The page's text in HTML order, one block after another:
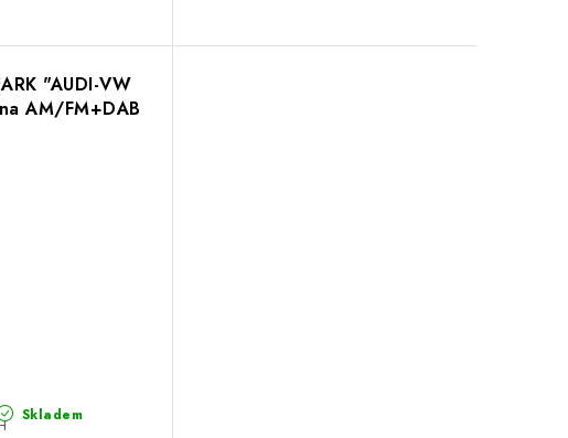
"AUDI-VW
AM/FM+DAB
Skladem